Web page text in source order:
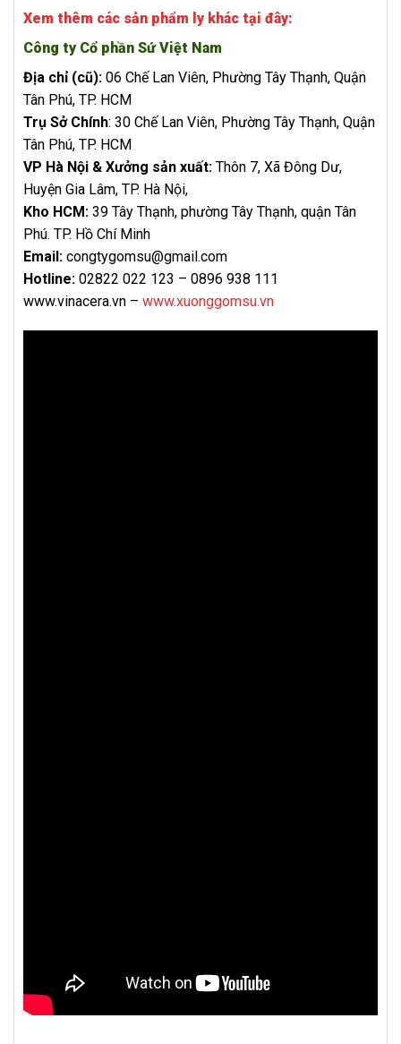
Xem thêm các sản phẩm ly khác tại đây:
Công ty Cổ phần Sứ Việt Nam
Địa chỉ (cũ): 06 Chế Lan Viên, Phường Tây Thạnh, Quận
Tân Phú, TP. HCM
Trụ Sở Chính: 30 Chế Lan Viên, Phường Tây Thạnh, Quận
Tân Phú, TP. HCM
VP Hà Nội & Xưởng sản xuất: Thôn 7, Xã Đông Dư,
Huyện Gia Lâm, TP. Hà Nội,
Kho HCM: 39 Tây Thạnh, phường Tây Thạnh, quận Tân
Phú. TP. Hồ Chí Minh
Email: congtygomsu@gmail.com
Hotline: 02822 022 123 – 0896 938 111
www.vinacera.vn – www.xuonggomsu.vn